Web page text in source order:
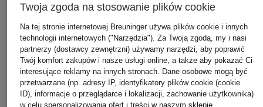
Twoja zgoda na stosowanie plików cookie
Na tej stronie internetowej Breuninger używa plików cookie i innych
technologii internetowych ("Narzędzia"). Za Twoją zgodą, my i nasi
partnerzy (dostawcy zewnętrzni) używamy narzędzi, aby poprawić
Twój komfort zakupów i nasze usługi online, a także aby pokazać Ci
interesujące reklamy na innych stronach. Dane osobowe mogą być
przetwarzane (np. adresy IP, identyfikatory plików cookie (cookie
ID), informacje o przeglądarce i lokalizacji, zachowanie użytkownika)
w celu spersonalizowania ofert i treści w naszym sklepie,